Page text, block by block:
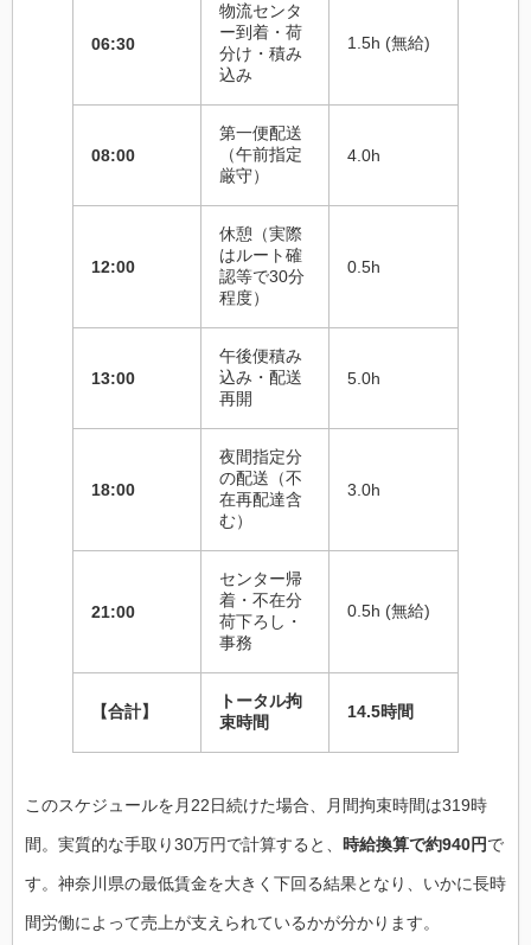
06:30
物流センタ
ー到着・荷
分け・積み
込み
1.5h (無給)
08:00
第一便配送
（午前指定
厳守）
4.0h
12:00
休憩（実際
はルート確
認等で30分
程度）
0.5h
13:00
午後便積み
込み・配送
再開
5.0h
18:00
夜間指定分
の配送（不
在再配達含
む）
3.0h
21:00
センター帰
着・不在分
荷下ろし・
事務
0.5h (無給)
【合計】
トータル拘
束時間
14.5時間
このスケジュールを月22日続けた場合、月間拘束時間は319時
間。実質的な手取り30万円で計算すると、 時給換算で約940円で
す。神奈川県の最低賃金を大きく下回る結果となり、いかに長時
間労働によって売上が支えられているかが分かります。